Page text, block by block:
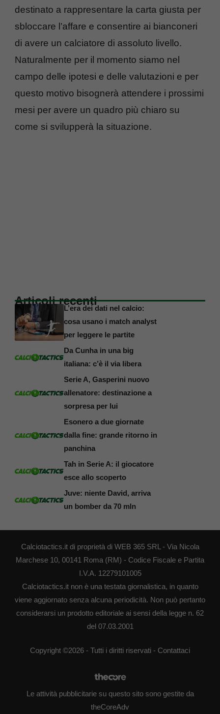
destinato a rappresentare la carta giusta per
sbloccare l’affare e consentire ai bianconeri
di avere un calciatore di assoluto livello.
Naturalmente per il momento siamo nel
campo delle ipotesi e delle valutazioni e per
questo motivo bisognerà attendere i prossimi
mesi per avere un quadro più chiaro su
come si svilupperà la situazione.
Articoli recenti
L’era dei dati nel calcio:
cosa usano i match analyst
per leggere le partite
Da Cunha in una big
italiana: c’è il via libera
Serie A, Gasperini nuovo
allenatore: destinazione a
sorpresa per lui
Esonero a due giornate
dalla fine: grande ritorno in
panchina
Tah in Serie A: il giocatore
esce allo scoperto
Juve: niente David, arriva
un bomber da 70 mln
Calciotactics.it di proprietà di WEB 365 SRL - Via Nicola
Marchese 10, 00141 Roma (RM) - Codice Fiscale e Partita
I.V.A. 12279101005
Calciotactics.it non è una testata giornalistica, in quanto
viene aggiornato senza alcuna periodicità. Non può pertanto
considerarsi un prodotto editoriale ai sensi della legge n. 62
del 07.03.2001
Copyright ©2026 - Tutti i diritti riservati - Contattaci
Le attività pubblicitarie su questo sito sono gestite da
theCoreAdv